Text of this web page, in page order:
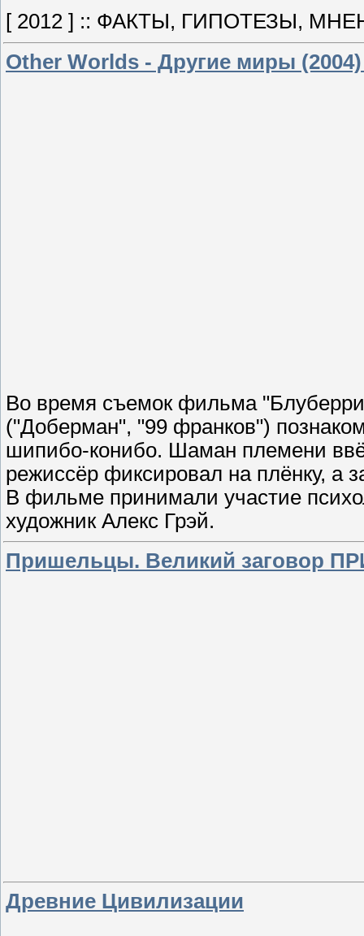
[ 2012 ] :: ФАКТЫ, ГИПОТЕЗЫ,
Other Worlds - Другие миры
Во время съемок фильма
("Доберман", "99 франков")
шипибо-конибо. Шаман племени
режиссёр фиксировал на плёнку, а
В фильме принимали участие
художник Алекс Грэй.
Пришельцы. Великий заговор
Древние Цивилизации